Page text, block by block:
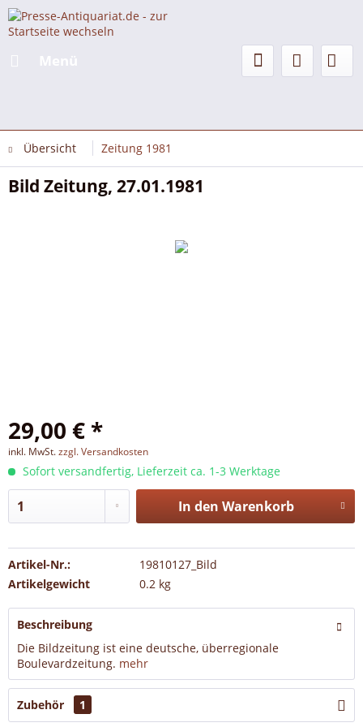
Übersicht Zeitung 1981
Bild Zeitung, 27.01.1981
29,00 € *
inkl. MwSt.zzgl. Versandkosten
Sofort versandfertig, Lieferzeit ca. 1-3 Werktage
In den Warenkorb
Artikel-Nr.:
19810127_Bild
Artikelgewicht
0.2 kg
Beschreibung
Die Bildzeitung ist eine deutsche, überregionale
Boulevardzeitung. mehr
Zubehör 1